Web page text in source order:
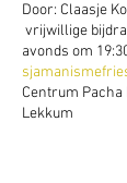
Door: Claasje
vrijwillige
avonds om
Centrum
Lekkum